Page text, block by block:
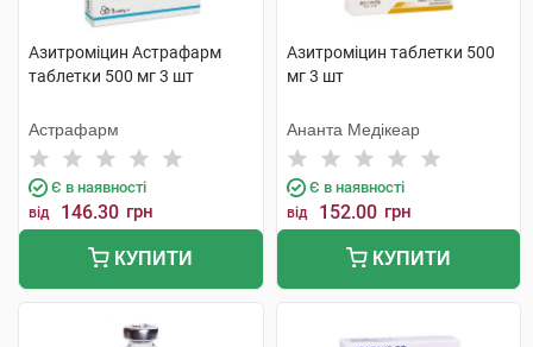
Азитроміцин Астрафарм
таблетки 500 мг 3 шт
Астрафарм
Є в наявності
від 146.30 грн
КУПИТИ
Азитроміцин таблетки 500
мг 3 шт
Ананта Медікеар
Є в наявності
від 152.00 грн
КУПИТИ